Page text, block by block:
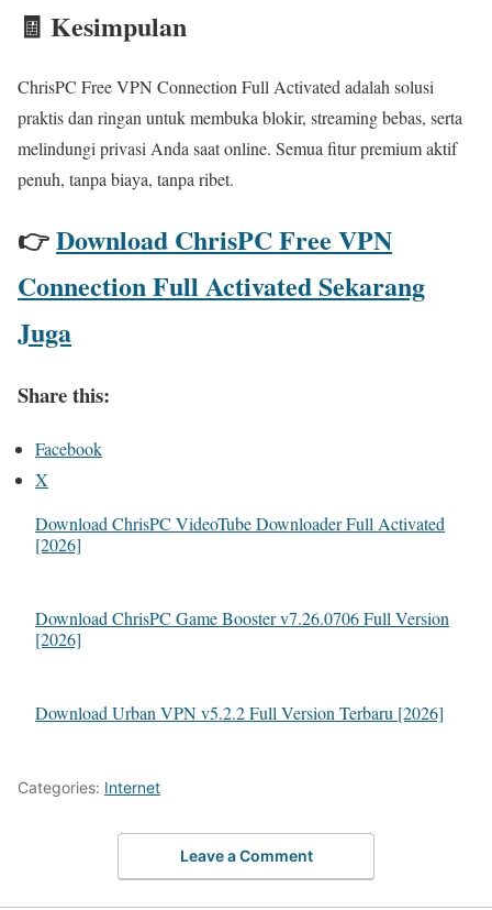
🧾 Kesimpulan
ChrisPC Free VPN Connection Full Activated adalah solusi
praktis dan ringan untuk membuka blokir, streaming bebas, serta
melindungi privasi Anda saat online. Semua fitur premium aktif
penuh, tanpa biaya, tanpa ribet.
👉Download ChrisPC Free VPN
Connection Full Activated Sekarang
Juga
Share this:
Facebook
X
Download ChrisPC VideoTube Downloader Full Activated
[2026]
Download ChrisPC Game Booster v7.26.0706 Full Version
[2026]
Download Urban VPN v5.2.2 Full Version Terbaru [2026]
Categories: Internet
Leave a Comment